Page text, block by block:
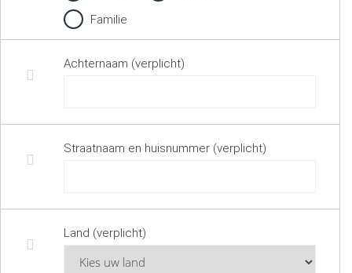
Familie
Achternaam (verplicht)
Straatnaam en huisnummer (verplicht)
Land (verplicht)